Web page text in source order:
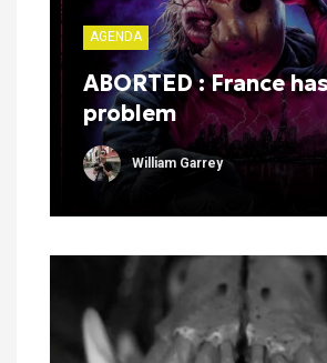
AGENDA
ABORTED : France
problem
William Garrey